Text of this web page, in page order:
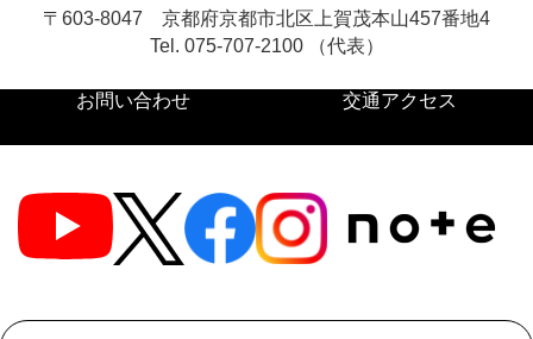
〒603-8047 京都府京都市北区上賀茂本山457番地4
Tel. 075-707-2100 （代表）
お問い合わせ 交通アクセス